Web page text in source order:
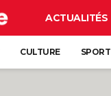
ACTUALITÉS
CULTURE SPORT